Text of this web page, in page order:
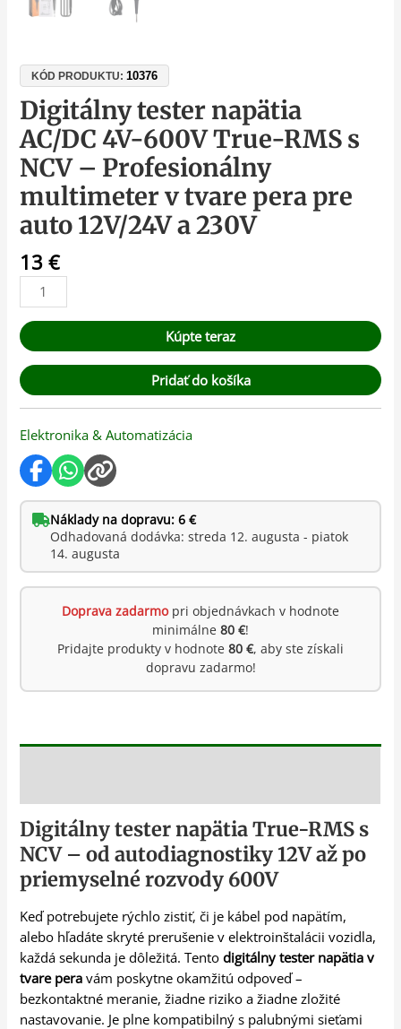
KÓD PRODUKTU:10376
Digitálny tester napätia
AC/DC 4V-600V True-RMS s
NCV – Profesionálny
multimeter v tvare pera pre
auto 12V/24V a 230V
13€
Kúpte teraz
Pridať do košíka
Elektronika & Automatizácia
Náklady na dopravu: 6 €
Odhadovaná dodávka: streda 12. augusta - piatok
14. augusta
Doprava zadarmopri objednávkach v hodnote
minimálne 80 €!
Pridajte produkty v hodnote 80 €, aby ste získali
dopravu zadarmo!
Digitálny tester napätia True-RMS s
NCV – od autodiagnostiky 12V až po
priemyselné rozvody 600V
Keď potrebujete rýchlo zistiť, či je kábel pod napätím,
alebo hľadáte skryté prerušenie v elektroinštalácii vozidla,
každá sekunda je dôležitá. Tentodigitálny tester napätia v
tvare pera vám poskytne okamžitú odpoveď –
bezkontaktné meranie, žiadne riziko a žiadne zložité
nastavovanie. Je plne kompatibilný s palubnými sieťami